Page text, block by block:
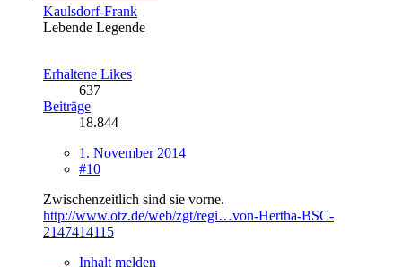
Kaulsdorf-Frank
Lebende Legende
Erhaltene Likes
637
Beiträge
18.844
1. November 2014
#10
Zwischenzeitlich sind sie vorne.
http://www.otz.de/web/zgt/regi…von-Hertha-BSC-
2147414115
Inhalt melden